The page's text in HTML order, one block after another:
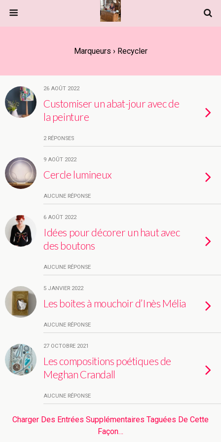
Marqueurs › Recycler
26 AOÛT 2022
Customiser un abat-jour avec de
la peinture
2 RÉPONSES
9 AOÛT 2022
Cercle lumineux
AUCUNE RÉPONSE
6 AOÛT 2022
Idées pour décorer un haut avec
des boutons
AUCUNE RÉPONSE
5 JANVIER 2022
Les boites à mouchoir d’Inès Mélia
AUCUNE RÉPONSE
27 OCTOBRE 2021
Les compositions poétiques de
Meghan Crandall
AUCUNE RÉPONSE
Charger Des Entrées Supplémentaires Taguées De Cette
Façon…